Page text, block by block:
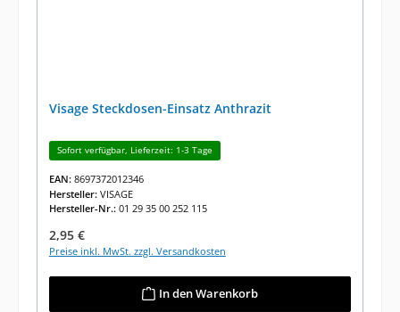
Visage Steckdosen-Einsatz Anthrazit
Sofort verfügbar, Lieferzeit: 1-3 Tage
EAN: 8697372012346
Hersteller: VISAGE
Hersteller-Nr.: 01 29 35 00 252 115
Regulärer Preis:
2,95 €
Preise inkl. MwSt. zzgl. Versandkosten
In den Warenkorb